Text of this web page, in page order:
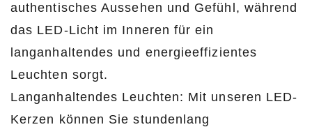
authentisches Aussehen und Gefühl, während
das LED-Licht im Inneren für ein
langanhaltendes und energieeffizientes
Leuchten sorgt.
Langanhaltendes Leuchten: Mit unseren LED-
Kerzen können Sie stundenlang